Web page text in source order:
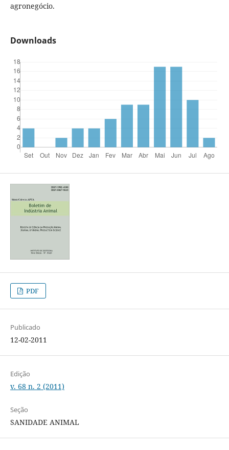
agronegócio.
Downloads
PDF
Publicado
12-02-2011
Edição
v. 68 n. 2 (2011)
Seção
SANIDADE ANIMAL